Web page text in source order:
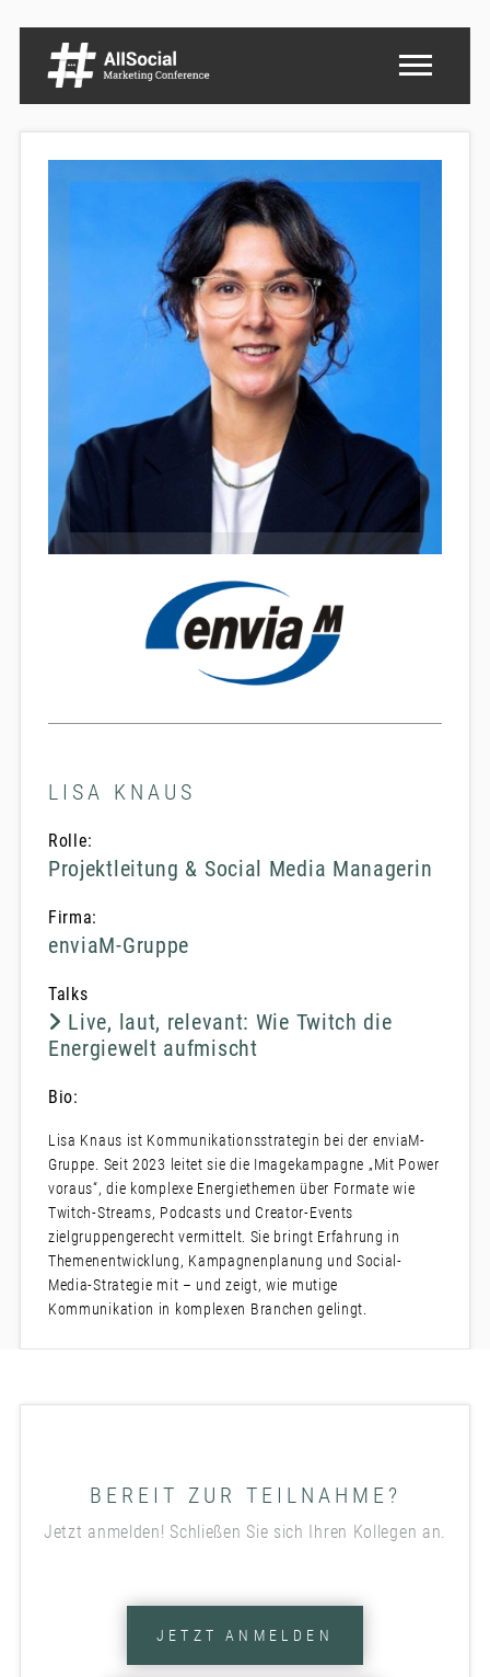
LISA KNAUS
Rolle:
Projektleitung & Social Media Managerin
Firma:
enviaM-Gruppe
Talks
Live, laut, relevant: Wie Twitch die
Energiewelt aufmischt
Bio:
Lisa Knaus ist Kommunikationsstrategin bei der enviaM-
Gruppe. Seit 2023 leitet sie die Imagekampagne „Mit Power
voraus“, die komplexe Energiethemen über Formate wie
Twitch-Streams, Podcasts und Creator-Events
zielgruppengerecht vermittelt. Sie bringt Erfahrung in
Themenentwicklung, Kampagnenplanung und Social-
Media-Strategie mit – und zeigt, wie mutige
Kommunikation in komplexen Branchen gelingt.
BEREIT ZUR TEILNAHME?
Jetzt anmelden! Schließen Sie sich Ihren Kollegen an.
JETZT ANMELDEN